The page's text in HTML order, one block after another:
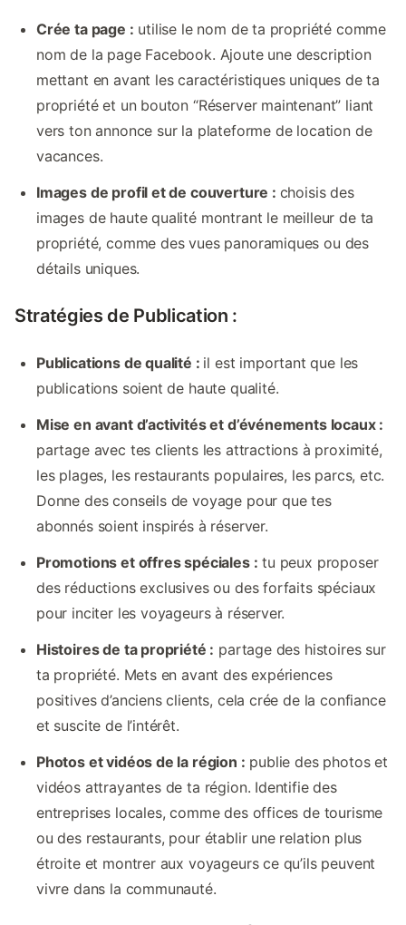
Crée ta page : utilise le nom de ta propriété comme
nom de la page Facebook. Ajoute une description
mettant en avant les caractéristiques uniques de ta
propriété et un bouton “Réserver maintenant” liant
vers ton annonce sur la plateforme de location de
vacances.
Images de profil et de couverture : choisis des
images de haute qualité montrant le meilleur de ta
propriété, comme des vues panoramiques ou des
détails uniques.
Stratégies de Publication :
Publications de qualité : il est important que les
publications soient de haute qualité.
Mise en avant d’activités et d’événements locaux :
partage avec tes clients les attractions à proximité,
les plages, les restaurants populaires, les parcs, etc.
Donne des conseils de voyage pour que tes
abonnés soient inspirés à réserver.
Promotions et offres spéciales : tu peux proposer
des réductions exclusives ou des forfaits spéciaux
pour inciter les voyageurs à réserver.
Histoires de ta propriété : partage des histoires sur
ta propriété. Mets en avant des expériences
positives d’anciens clients, cela crée de la confiance
et suscite de l’intérêt.
Photos et vidéos de la région : publie des photos et
vidéos attrayantes de ta région. Identifie des
entreprises locales, comme des offices de tourisme
ou des restaurants, pour établir une relation plus
étroite et montrer aux voyageurs ce qu’ils peuvent
vivre dans la communauté.